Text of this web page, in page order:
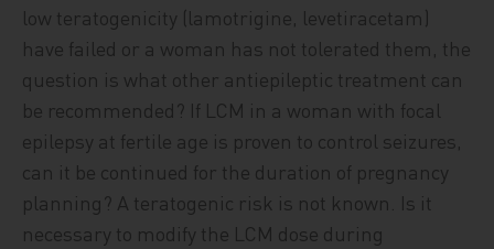
low teratogenicity (lamotrigine, levetiracetam)
have failed or a woman has not tolerated them, the
question is what other antiepileptic treatment can
be recommended? If LCM in a woman with focal
epilepsy at fertile age is proven to control seizures,
can it be continued for the duration of pregnancy
planning? A teratogenic risk is not known. Is it
necessary to modify the LCM dose during